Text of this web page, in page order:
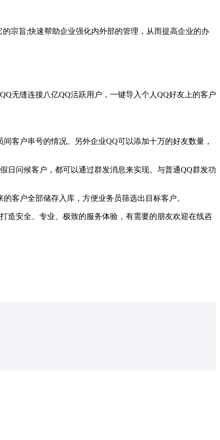
宗旨;快速帮助企业强化内外部的管理，从而提高企业的办
无缝连接八亿QQ活跃用户，一键导入个人QQ好友上的客户
户串号的情况。另外企业QQ可以添加十万的好友数量，
问候客户，都可以通过群发消息来实现。与普通QQ群发功
客户全部储存入库，方便业务员筛选出目标客户。
安全、专业、极致的服务体验，有需要的朋友欢迎在线咨